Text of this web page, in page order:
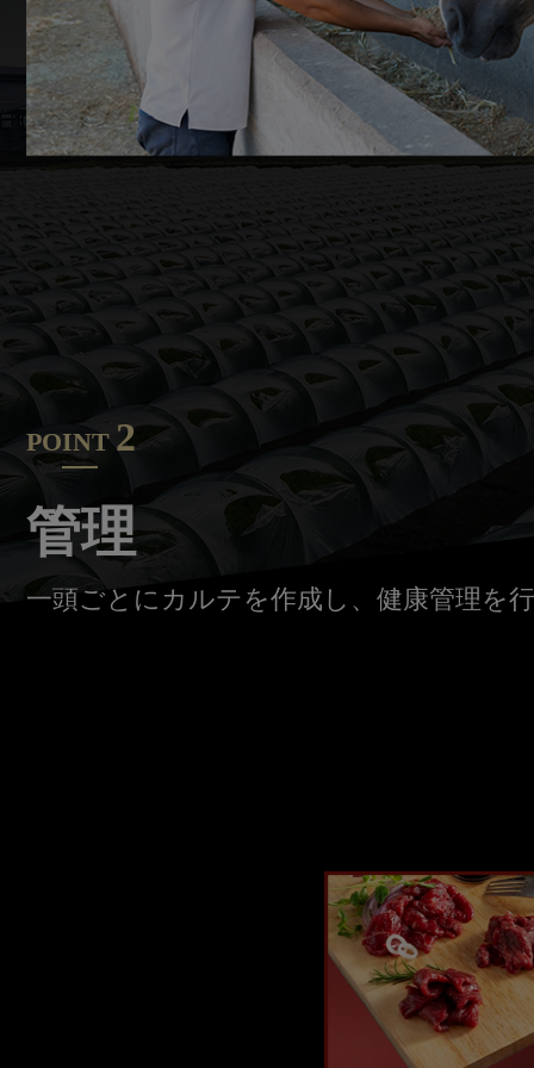
POINT 2
管理
一頭ごとにカルテを作成し、健康管理を